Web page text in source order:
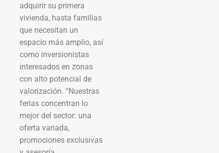
adquirir su primera
vivienda, hasta familias
que necesitan un
espacio más amplio, así
como inversionistas
interesados en zonas
con alto potencial de
valorización. “Nuestras
ferias concentran lo
mejor del sector: una
oferta variada,
promociones exclusivas